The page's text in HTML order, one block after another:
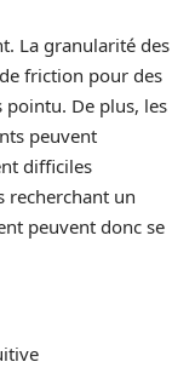
La granularité des
friction pour des
De plus, les
peuvent
difficiles
recherchant un
peuvent donc se